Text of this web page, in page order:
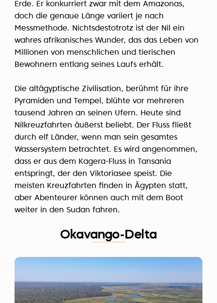
Erde. Er konkurriert zwar mit dem Amazonas,
doch die genaue Länge variiert je nach
Messmethode. Nichtsdestotrotz ist der Nil ein
wahres afrikanisches Wunder, das das Leben von
Millionen von menschlichen und tierischen
Bewohnern entlang seines Laufs erhält.
Die altägyptische Zivilisation, berühmt für ihre
Pyramiden und Tempel, blühte vor mehreren
tausend Jahren an seinen Ufern. Heute sind
Nilkreuzfahrten äußerst beliebt. Der Fluss fließt
durch elf Länder, wenn man sein gesamtes
Wassersystem betrachtet. Es wird angenommen,
dass er aus dem Kagera-Fluss in Tansania
entspringt, der den Viktoriasee speist. Die
meisten Kreuzfahrten finden in Ägypten statt,
aber Abenteurer können auch mit dem Boot
weiter in den Sudan fahren.
Okavango-Delta